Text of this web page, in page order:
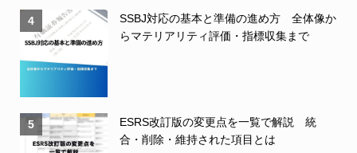
4
SSBJ対応の基本と準備の進め方 全体像か
らマテリアリティ評価・指標収集まで
5
ESRS改訂版の変更点を一覧で解説 統
合・削除・維持された項目とは